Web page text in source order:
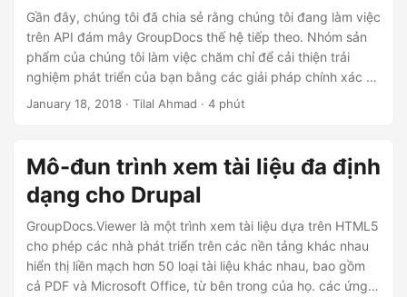
Gần đây, chúng tôi đã chia sẻ rằng chúng tôi đang làm việc
trên API đám mây GroupDocs thế hệ tiếp theo. Nhóm sản
phẩm của chúng tôi làm việc chăm chỉ để cải thiện trải
nghiệm phát triển của bạn bằng các giải pháp chính xác và
đáng tin cậy. Vì vậy, chúng tôi rất vui mừng được công bố
January 18, 2018 · Tilal Ahmad · 4 phút
Mô-đun trình xem tài liệu đa định
dạng cho Drupal
GroupDocs.Viewer là một trình xem tài liệu dựa trên HTML5
cho phép các nhà phát triển trên các nền tảng khác nhau
hiển thị liền mạch hơn 50 loại tài liệu khác nhau, bao gồm
cả PDF và Microsoft Office, từ bên trong của họ. các ứng